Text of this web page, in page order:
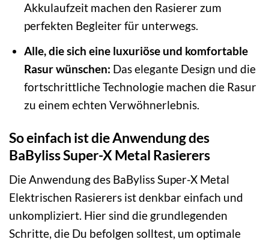
Akkulaufzeit machen den Rasierer zum
perfekten Begleiter für unterwegs.
Alle, die sich eine luxuriöse und komfortable
Rasur wünschen: Das elegante Design und die
fortschrittliche Technologie machen die Rasur
zu einem echten Verwöhnerlebnis.
So einfach ist die Anwendung des
BaByliss Super-X Metal Rasierers
Die Anwendung des BaByliss Super-X Metal
Elektrischen Rasierers ist denkbar einfach und
unkompliziert. Hier sind die grundlegenden
Schritte, die Du befolgen solltest, um optimale